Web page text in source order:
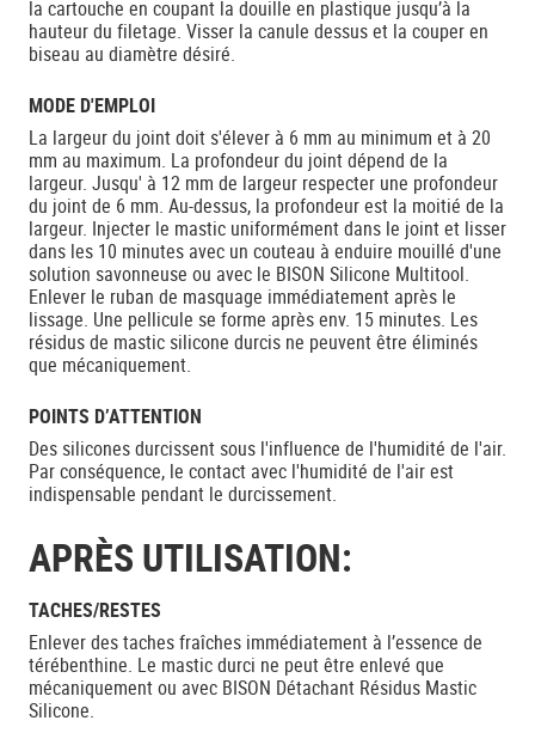
la cartouche en coupant la douille en plastique jusqu’à la
hauteur du filetage. Visser la canule dessus et la couper en
biseau au diamètre désiré.
MODE D'EMPLOI
La largeur du joint doit s'élever à 6 mm au minimum et à 20
mm au maximum. La profondeur du joint dépend de la
largeur. Jusqu' à 12 mm de largeur respecter une profondeur
du joint de 6 mm. Au-dessus, la profondeur est la moitié de la
largeur. Injecter le mastic uniformément dans le joint et lisser
dans les 10 minutes avec un couteau à enduire mouillé d'une
solution savonneuse ou avec le BISON Silicone Multitool.
Enlever le ruban de masquage immédiatement après le
lissage. Une pellicule se forme après env. 15 minutes. Les
résidus de mastic silicone durcis ne peuvent être éliminés
que mécaniquement.
POINTS D’ATTENTION
Des silicones durcissent sous l'influence de l'humidité de l'air.
Par conséquence, le contact avec l'humidité de l'air est
indispensable pendant le durcissement.
APRÈS UTILISATION:
TACHES/RESTES
Enlever des taches fraîches immédiatement à l’essence de
térébenthine. Le mastic durci ne peut être enlevé que
mécaniquement ou avec BISON Détachant Résidus Mastic
Silicone.